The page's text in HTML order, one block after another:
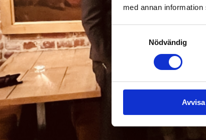
med annan
Nödvändig
Avvisa